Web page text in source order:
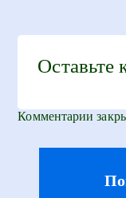
Оставьте
Комментарии